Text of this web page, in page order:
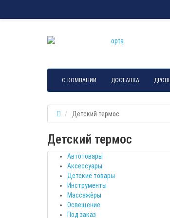
О КОМПАНИИ ДОСТАВКА
Детский термос
Детский термос
Автотовары
Аксессуары
Детские товары
Инструменты
Массажёры
Освещение
Под заказ